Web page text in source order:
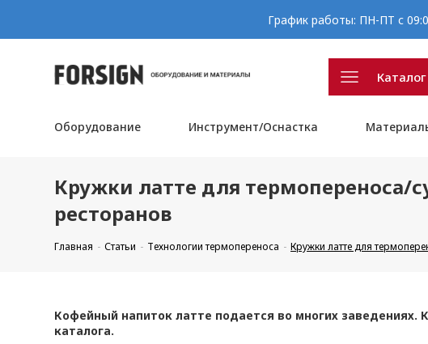
График работы: ПН-ПТ с
Каталог
Оборудование Инструмент/Оснастка
Кружки латте для термопереноса/
ресторанов
Главная Статьи Технологии термопереноса Кружки латте для
Кофейный напиток латте подается во многих
каталога.